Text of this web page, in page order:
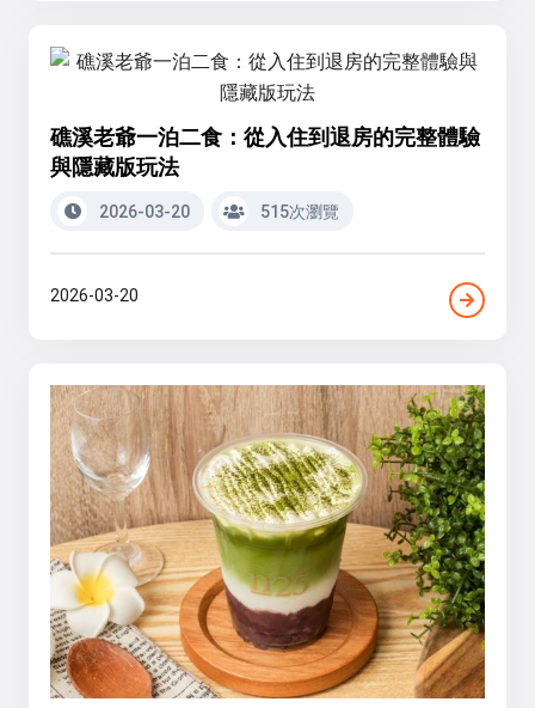
礁溪老爺一泊二食：從入住到退房的完整體驗
與隱藏版玩法
2026-03-20 515次瀏覽
2026-03-20